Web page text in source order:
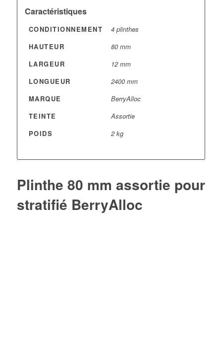
Caractéristiques
CONDITIONNEMENT
4 plinthes
HAUTEUR
80 mm
LARGEUR
12 mm
LONGUEUR
2400 mm
MARQUE
BerryAlloc
TEINTE
Assortie
POIDS
2 kg
Plinthe 80 mm assortie pour
stratifié BerryAlloc